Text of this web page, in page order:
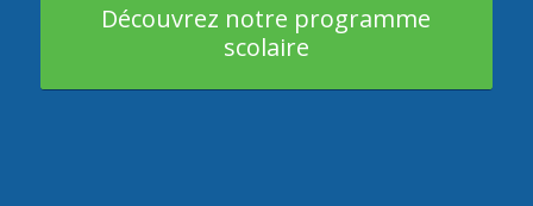
Découvrez notre programme
scolaire